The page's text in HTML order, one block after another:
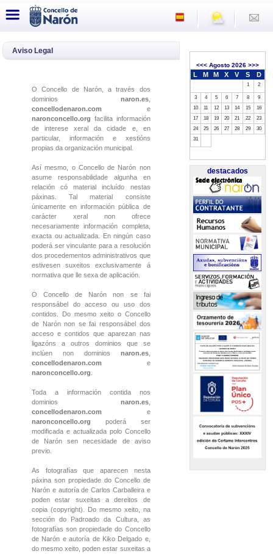
Aviso Legal
O Concello de Narón, a través dos
dominios naron.es,
concellodenaron.com e
naronconcello.org facilita información
de interese xeral da cidade e, en
particular, información e xestións
propias da organización municipal.
Así mesmo, o Concello de Narón non
asume responsabilidade algunha en
relación có material incluído nestas
páxinas. Tal material consiste
únicamente en información pública de
carácter xeral non ofrece
necesariamente información completa,
exacta ou actualizada. En ningún caso
poderá ser vinculante para a resolución
dos procedementos administrativos que
estivesen suxeitos exclusivamente á
normativa que lle sexa de aplicación.
O Concello de Narón non se fai
responsábel do acceso ou uso dos
contidos. Do mesmo xeito o Concello
de Narón non se fai responsábel dos
acceso e contidos que aparezan nas
ligazóns a outros dominios que se
inclúen non dominios naron.es,
concellodenaron.com e
naronconcello.org
Toda a información contida nos
dominios naron.es,
concellodenaron.com e
naronconcello.org poderá ser
modificada e actualizada polo Concello
de Narón sen necesidade de aviso
previo.
As fotografías que aparecen nesta
páxina son propiedade do Concello de
Narón e autoría de Carlos Carballeira e
poden estar suxeitas a dereitos de
copia (copyright). Do mesmo xeito, na
sección do Padroado da Cultura, as
fotografías son propiedade do Concello
de Narón e autoría de Kiko Delgado e,
do mesmo xeito, poden estar suxeitas a
<<<Agosto 2026 >>>
L M M X V S D
1 2
3 4 5 6 7 8
9
10
11 12 13 14 15
16
17
18 19 20 21 22
23
24
25 26 27 28 29
30
31
destacados